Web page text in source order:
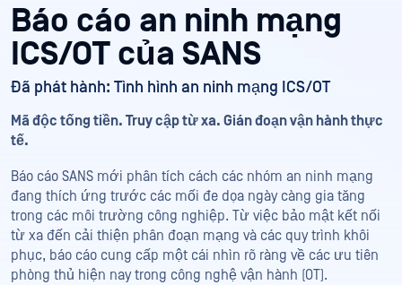
Báo cáo an ninh mạng
ICS/OT của SANS
Đã phát hành: Tình hình an ninh mạng ICS/OT
Mã độc tống tiền. Truy cập từ xa. Gián đoạn vận hành thực
tế.
Báo cáo SANS mới phân tích cách các nhóm an ninh mạng
đang thích ứng trước các mối đe dọa ngày càng gia tăng
trong các môi trường công nghiệp. Từ việc bảo mật kết nối
từ xa đến cải thiện phân đoạn mạng và các quy trình khôi
phục, báo cáo cung cấp một cái nhìn rõ ràng về các ưu tiên
phòng thủ hiện nay trong công nghệ vận hành (OT).